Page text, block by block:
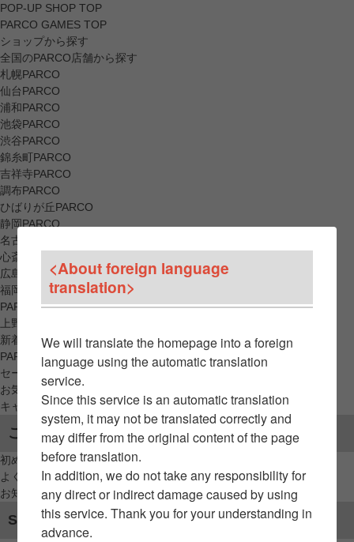
POP-UP SHOP TOP
PARCO GAMES TOP
ショップから探す
全国のPARCO店舗から探す
札幌PARCO
仙台PARCO
浦和PARCO
池袋PARCO
渋谷PARCO
錦糸町PARCO
吉祥寺PARCO
調布PARCO
ひばりが丘PARCO
静岡PARCO
名古屋PARCO
心斎橋PARCO
広島PARCO
福岡PARCO
PARCO_ya
上野
新着アイテムから探す
PARCO限定アイテムから探す
セールアイテムから探す
お気に入りから探す
キャンペーン/クーポン対象から探す
ご利用案内
初めてのお客様へ
よくあるご質問 / お問い合わせ
お知らせ
SNSアカウント
<About foreign language
translation>
We will translate the homepage into a foreign
language using the automatic translation
service.
Since this service is an automatic translation
system, it may not be translated correctly and
may differ from the original content of the page
before translation.
In addition, we do not take any responsibility for
any direct or indirect damage caused by using
this service. Thank you for your understanding in
advance.